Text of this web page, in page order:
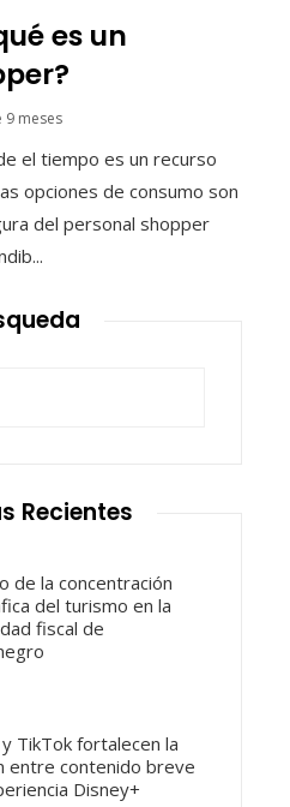
es un
9 meses
el tiempo es un recurso
opciones de consumo son
del personal shopper
Recientes
de la concentración
del turismo en la
fiscal de
TikTok fortalecen la
entre contenido breve
Disney+